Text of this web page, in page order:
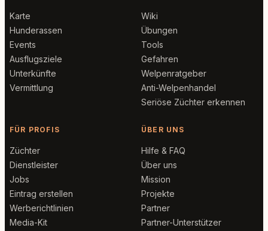
Karte
Hunderassen
Events
Ausflugsziele
Unterkünfte
Vermittlung
Wiki
Übungen
Tools
Gefahren
Welpenratgeber
Anti-Welpenhandel
Seriöse Züchter erkennen
FÜR PROFIS
Züchter
Dienstleister
Jobs
Eintrag erstellen
Werberichtlinien
Media-Kit
ÜBER UNS
Hilfe & FAQ
Über uns
Mission
Projekte
Partner
Partner-Unterstützer